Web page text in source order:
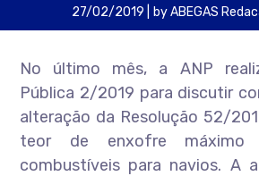
27/02/2019 byABEGAS
No último mês, a ANP
Pública 2/2019 para discutir
alteração da Resolução 52/
teor de enxofre máximo
combustíveis para navios. A